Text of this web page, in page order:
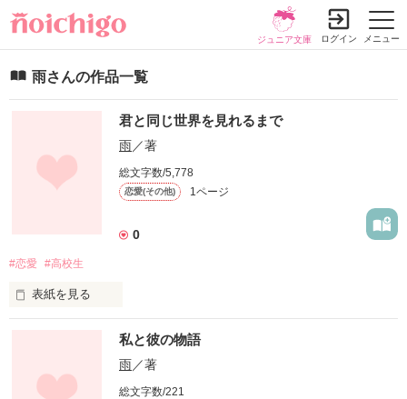
メニュー
ジュニア文庫 ログイン
雨さんの作品一覧
君と同じ世界を見れるまで
雨／著
総文字数/5,778
恋愛(その他) 1ページ
0
#恋愛 #高校生
表紙を見る
作品を読む
私と彼の物語
雨／著
総文字数/221